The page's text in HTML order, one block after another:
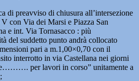
di preavviso di chiusura all’intersezione
con Via dei Marsi e Piazza San
e int. Via Tornasacco : più
del suddetto punto andrà collocato
pari a m.1,00×0,70 con il
interrotto in via Castellana nei giorni
per lavori in corso” unitamente a